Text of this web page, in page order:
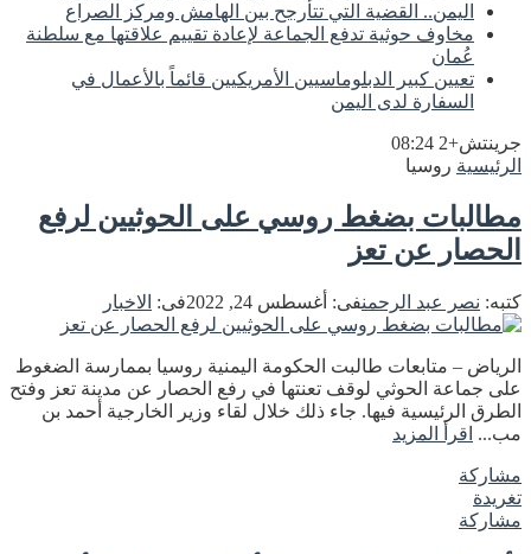
اليمن.. القضية التي تتأرجح بين الهامش ومركز الصراع
مخاوف حوثية تدفع الجماعة لإعادة تقييم علاقتها مع سلطنة
عُمان
تعيين كبير الدبلوماسيين الأمريكيين قائماً بالأعمال في
السفارة لدى اليمن
جرينتش+2 08:24
الرئيسية روسيا
مطالبات بضغط روسي على الحوثيين لرفع
الحصار عن تعز
كتبه: نصر عبد الرحمنفى: أغسطس 24, 2022 فى: الاخبار
الرياض – متابعات طالبت الحكومة اليمنية روسيا بممارسة الضغوط
على جماعة الحوثي لوقف تعنتها في رفع الحصار عن مدينة تعز وفتح
الطرق الرئيسية فيها. جاء ذلك خلال لقاء وزير الخارجية أحمد بن
مب... اقرأ المزيد
مشاركة
تغريدة
مشاركة